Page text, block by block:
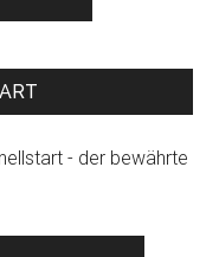
- der bewährte